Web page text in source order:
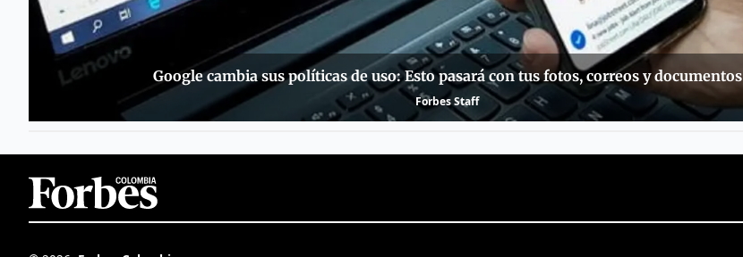
Google cambia sus políticas de uso: Esto pasará con tus fotos, correos y documentos
Forbes Staff